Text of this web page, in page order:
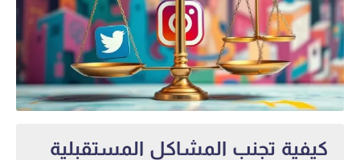
كيفية تجنب المشاكل المستقبلية